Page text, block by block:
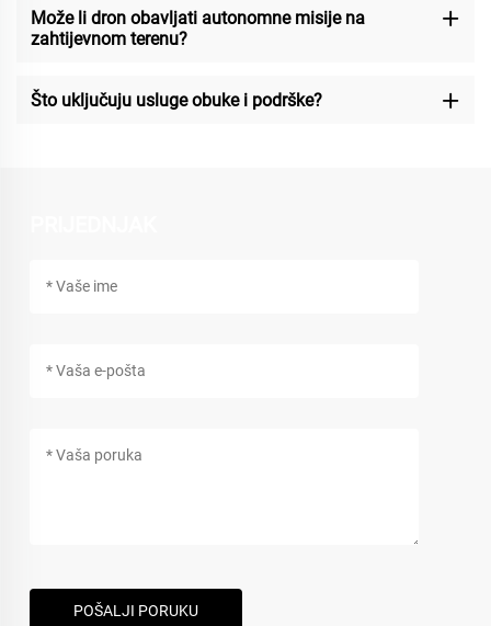
Može li dron obavljati autonomne misije na
zahtijevnom terenu?
Što uključuju usluge obuke i podrške?
POŠALJI PORUKU